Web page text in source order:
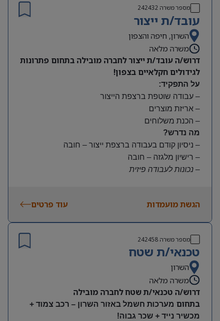
שעות נוספות לפי צורך
תנאים:
סיבוס
קרן השתלמות
מספר משרה 242432
עובד/ת ייצור
השרון, חיפה והצפון
משרה מלאה
דרוש/ה עובד/ת ייצור לחברה מובילה בתחום פתרונות
לגידולים חקלאיים בצפון!
על התפקיד:
– עבודה שוטפת ברצפת הייצור
– אריזת מוצרים
– הכנת משלוחים
מה נדרש?
– ניסיון קודם בעבודה ברצפת ייצור – חובה
– רישיון מלגזה – חובה
– נכונות לעבודה פיזית
משרה מלאה | ימים א-ה | 6:30-15:30
קרן השתלמות ובונוסים
עובד חברה מהיום הראשון
מיקום: חדרה
הגשת מועמדות עוד פרטים
מספר משרה242458
טכנאי/ת שטח
השרון
משרה מלאה
דרוש/ה טכנאי/ת שטח לחברה מובילה
בתחום מערכות חשמל באזור השרון – רכב צמוד +
מכשיר נייד + שכר גבוה!